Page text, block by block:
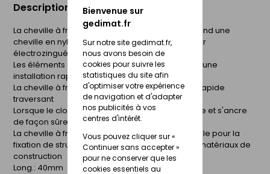
Bienvenue sur
gedimat.fr
Sur notre site gedimat.fr,
nous avons besoin de
cookies pour suivre les
statistiques du site afin
d'optimiser votre expérience
de navigation et d'adapter
nos publicités à vos
centres d'intérêt.
Vous pouvez cliquer sur «
Continuer sans accepter »
pour ne conserver que les
cookies essentiels au
Description du produit
La cheville à frapper N-F avec tête plate comprend une
cheville en nylon haute qualité et un clou en acier
électrozingué
Les éléments sont prémontés afin de permettre une
installation rapide
La cheville à frapper convient pour le montage rapide
traversant
Lorsque le clou est enfoncé, la cheville s'expanse et s'ancre
de façon sûre dans le matériau de construction
La cheville à frapper N-F avec tête plate est idéale pour la
fixation de structures métalliques dans tous les matériaux de
construction
Long.: 40mm